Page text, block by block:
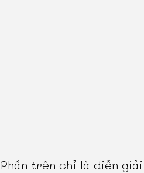
Phần trên chỉ là diễn